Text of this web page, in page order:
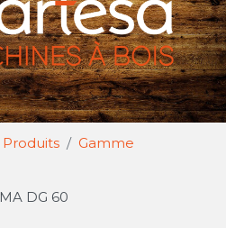
Produits
Gamme
DG 60